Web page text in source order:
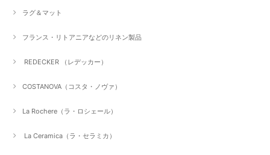
ラグ＆マット
フランス・リトアニアなどのリネン製品
REDECKER （レデッカー）
COSTANOVA（コスタ・ノヴァ）
La Rochere（ラ・ロシェール）
La Ceramica（ラ・セラミカ）